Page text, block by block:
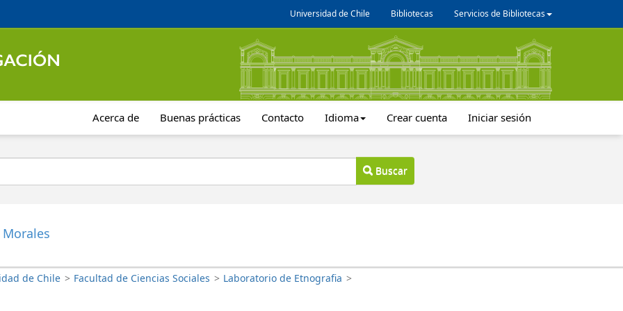
Universidad de Chile Bibliotecas Servicios de Bibliotecas
Acerca de Buenas prácticas Contacto Idioma Crear cuenta Iniciar sesión
Buscar
de Chile > Facultad de Ciencias Sociales > Laboratorio de Etnografia >